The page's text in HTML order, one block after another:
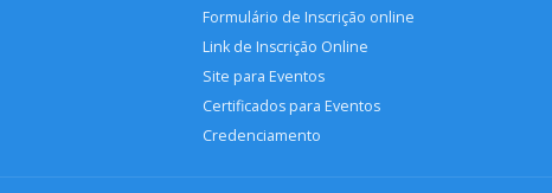
Formulário de Inscrição online
Link de Inscrição Online
Site para Eventos
Certificados para Eventos
Credenciamento